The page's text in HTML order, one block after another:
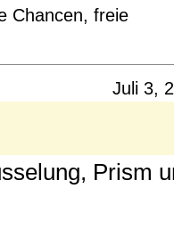
Chancen, freie
Juli 3,
Prism